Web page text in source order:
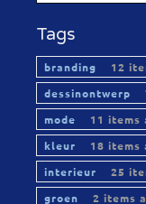
Tags
branding
12
dessinontwerp
mode
11 items
kleur
18 items
interieur
25
groen
2 items